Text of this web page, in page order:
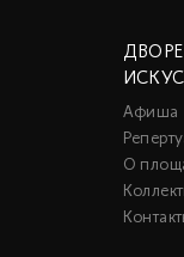
Афиша
О